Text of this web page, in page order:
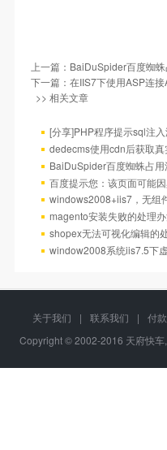
上一篇： BaiDuSpider百度蜘
下一篇： 在IIS7下使用ASP连
>> 相关文章
[分享]PHP程序提示sql注
dedecms使用cdn后获取
BaiDuSpider百度蜘蛛占
百度提示您：该页面可能
windows2008+iis7，无组
magento安装失败的处理
shopex无法可视化编辑的
window2008系统iis7.5下
关于我们 | 联系我们 |
付
Copyright © 2002-2016 天府快